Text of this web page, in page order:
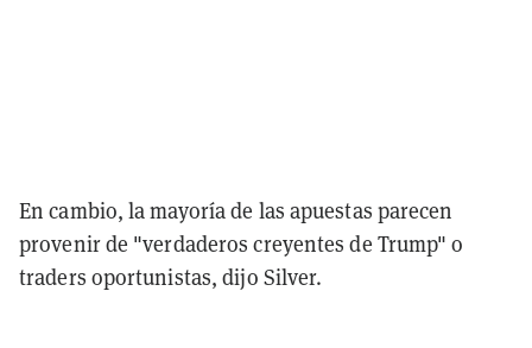
En cambio, la mayoría de las apuestas parecen
provenir de "verdaderos creyentes de Trump" o
traders oportunistas, dijo Silver.